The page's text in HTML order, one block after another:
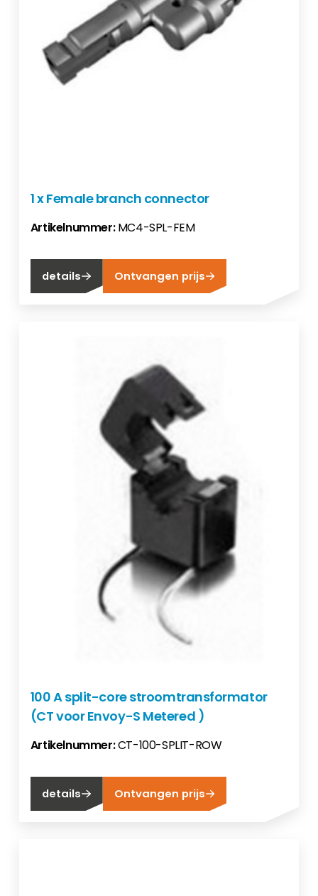
1 x Female branch connector
Artikelnummer:MC4-SPL-FEM
details Ontvangen prijs
100 A split-core stroomtransformator
(CT voor Envoy-S Metered )
Artikelnummer:CT-100-SPLIT-ROW
details Ontvangen prijs